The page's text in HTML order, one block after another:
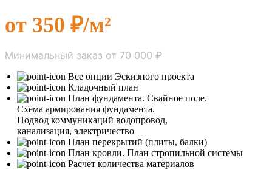
от 350 ₽/м²
Минимальный заказ от 70 000 ₽
Все опции Эскизного проекта
Кладочный план
План фундамента. Свайное поле.
Схема армирования фундамента.
Подвод коммуникаций водопровод,
канализация, электричество
План перекрытий (плиты, балки)
План кровли. План стропильной системы
Расчет количества материалов